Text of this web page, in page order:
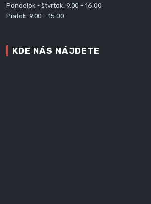
Pondelok - štvrtok: 9.00 - 16.00
Piatok: 9.00 - 15.00
KDE NÁS NÁJDETE